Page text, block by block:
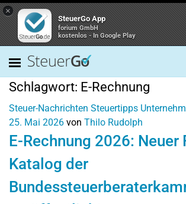
×
SteuerGo App
forium GmbH
kostenlos - In Google Play
Schlagwort: E-Rechnung
Steuer-Nachrichten Steuertipps
25. Mai 2026 von Thilo Rudolph
E-Rechnung 2026: Neuer
Katalog der